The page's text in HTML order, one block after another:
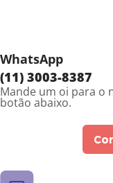
WhatsApp
(11) 3003-8387
Mande um oi para o
botão abaixo.